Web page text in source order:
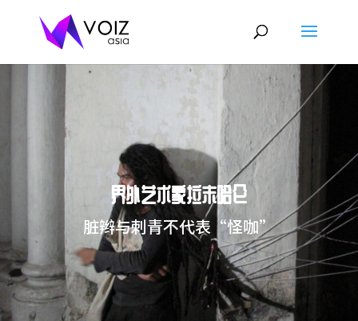
界外艺术家拉末哈仑
脏辫与刺青不代表“怪咖”